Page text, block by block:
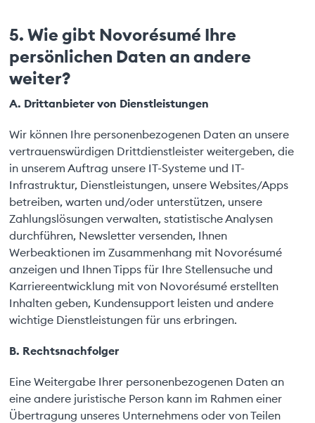
5. Wie gibt Novorésumé Ihre
persönlichen Daten an andere
weiter?
A. Drittanbieter von Dienstleistungen
Wir können Ihre personenbezogenen Daten an unsere
vertrauenswürdigen Drittdienstleister weitergeben, die
in unserem Auftrag unsere IT-Systeme und IT-
Infrastruktur, Dienstleistungen, unsere Websites/Apps
betreiben, warten und/oder unterstützen, unsere
Zahlungslösungen verwalten, statistische Analysen
durchführen, Newsletter versenden, Ihnen
Werbeaktionen im Zusammenhang mit Novorésumé
anzeigen und Ihnen Tipps für Ihre Stellensuche und
Karriereentwicklung mit von Novorésumé erstellten
Inhalten geben, Kundensupport leisten und andere
wichtige Dienstleistungen für uns erbringen.
B. Rechtsnachfolger
Eine Weitergabe Ihrer personenbezogenen Daten an
eine andere juristische Person kann im Rahmen einer
Übertragung unseres Unternehmens oder von Teilen